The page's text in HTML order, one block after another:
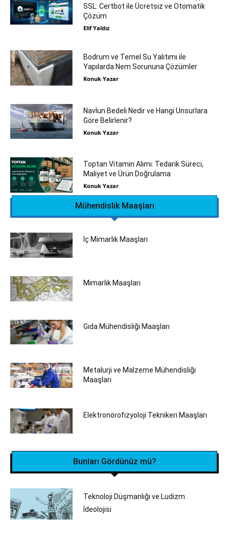
SSL: Certbot ile Ücretsiz ve Otomatik
Çözüm
Elif Yaldız
Bodrum ve Temel Su Yalıtımı ile
Yapılarda Nem Sorununa Çözümler
Konuk Yazar
Navlun Bedeli Nedir ve Hangi Unsurlara
Göre Belirlenir?
Konuk Yazar
Toptan Vitamin Alımı: Tedarik Süreci,
Maliyet ve Ürün Doğrulama
Konuk Yazar
Mühendislik Maaşları
İç Mimarlık Maaşları
Mimarlık Maaşları
Gıda Mühendisliği Maaşları
Metalurji ve Malzeme Mühendisliği
Maaşları
Elektronörofizyoloji Teknikeri Maaşları
Bunları Gördünüz mü?
Teknoloji Düşmanlığı ve Ludizm
İdeolojisi